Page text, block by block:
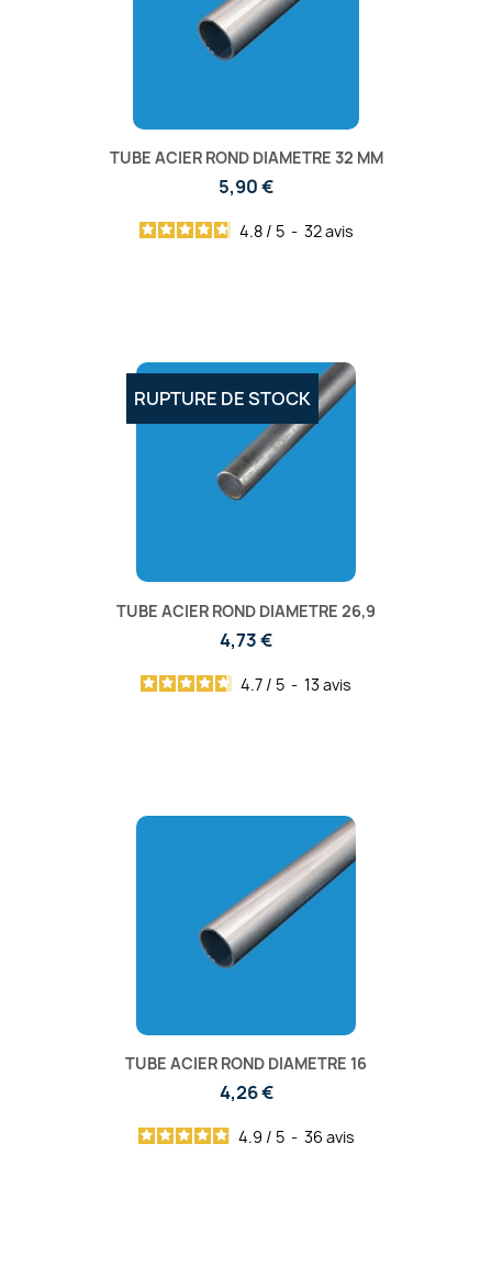
TUBE ACIER ROND DIAMETRE 32 MM
5,90 €
4.8 / 5 - 32avis
TUBE ACIER ROND DIAMETRE 26,9
4,73 €
4.7 / 5 - 13avis
RUPTURE DE STOCK
TUBE ACIER ROND DIAMETRE 16
4,26 €
4.9 / 5 - 36 avis